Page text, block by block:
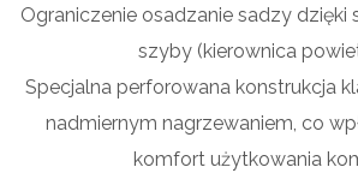
Ograniczenie osadzanie sadzy
szyby (kierownica
Specjalna perforowana konstrukcja
nadmiernym nagrzewaniem, co
komfort użytkowania